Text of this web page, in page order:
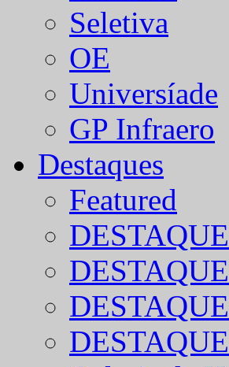
Seletiva
OE
Universíade
GP Infraero
Destaques
Featured